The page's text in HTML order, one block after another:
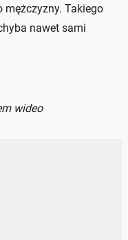
mężczyzny. Takiego
nawet sami
wideo